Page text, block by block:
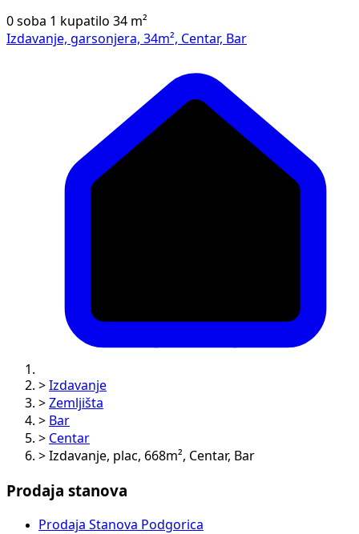
0 soba 1 kupatilo 34 m²
Izdavanje, garsonjera, 34m², Centar, Bar
> Izdavanje
> Zemljišta
> Bar
> Centar
> Izdavanje, plac, 668m², Centar, Bar
Prodaja stanova
Prodaja Stanova Podgorica